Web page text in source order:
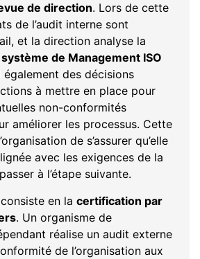
de direction. Lors de cette
de l’audit interne sont
et la direction analyse la
système de Management ISO
également des décisions
à mettre en place pour
non-conformités
améliorer les processus. Cette
de s’assurer qu’elle
avec les exigences de la
à l’étape suivante.
en la certification par
. Un organisme de
réalise un audit externe
de l’organisation aux